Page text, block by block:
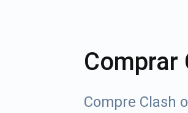
Comprar
Compre Clash